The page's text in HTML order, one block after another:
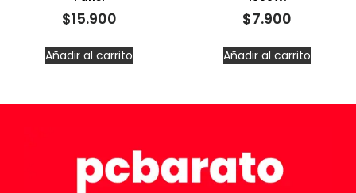
$15.900
Añadir al carrito
$7.900
Añadir al carrito